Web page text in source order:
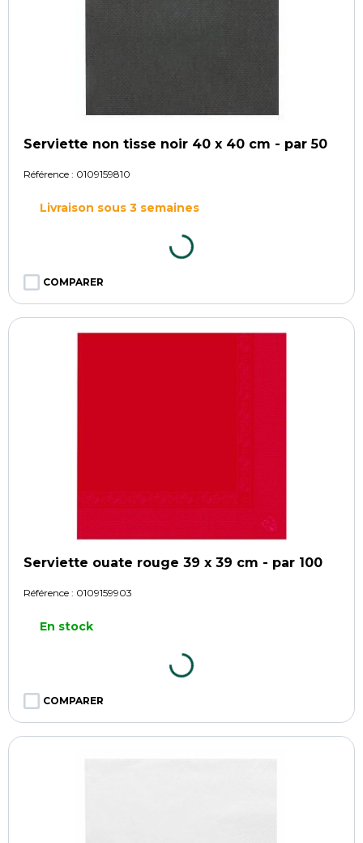
Serviette non tisse noir 40 x 40 cm - par 50
Référence : 0109159810
Livraison sous 3 semaines
COMPARER
Serviette ouate rouge 39 x 39 cm - par 100
Référence : 0109159903
En stock
COMPARER